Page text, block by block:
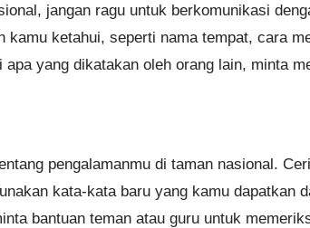
jangan ragu untuk berkomunikasi
kamu ketahui, seperti nama tempat, cara
yang dikatakan oleh orang lain, minta
pengalamanmu di taman nasional.
kata-kata baru yang kamu dapatkan
bantuan teman atau guru untuk